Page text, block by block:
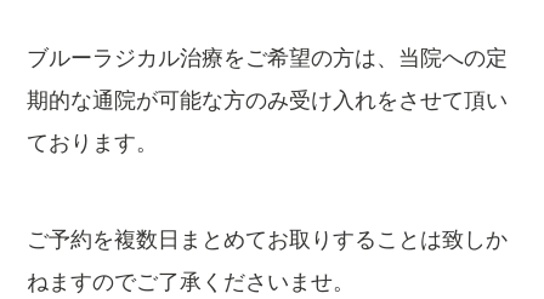
ブルーラジカル治療をご希望の方は、当院への定
期的な通院が可能な方のみ受け入れをさせて頂い
ております。
ご予約を複数日まとめてお取りすることは致しか
ねますのでご了承くださいませ。